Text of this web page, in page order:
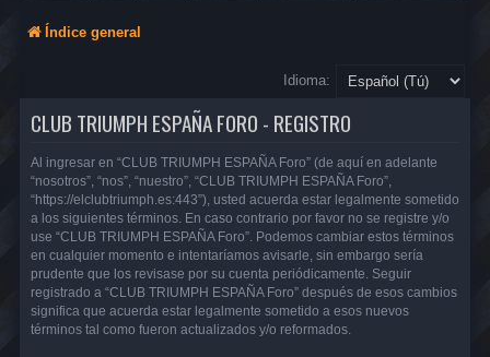
Índice general
Idioma:
CLUB TRIUMPH ESPAÑA FORO - REGISTRO
Al ingresar en “CLUB TRIUMPH ESPAÑA Foro” (de aquí en adelante
“nosotros”, “nos”, “nuestro”, “CLUB TRIUMPH ESPAÑA Foro”,
“https://elclubtriumph.es:443”), usted acuerda estar legalmente sometido
a los siguientes términos. En caso contrario por favor no se registre y/o
use “CLUB TRIUMPH ESPAÑA Foro”. Podemos cambiar estos términos
en cualquier momento e intentaríamos avisarle, sin embargo sería
prudente que los revisase por su cuenta periódicamente. Seguir
registrado a “CLUB TRIUMPH ESPAÑA Foro” después de esos cambios
significa que acuerda estar legalmente sometido a esos nuevos
términos tal como fueron actualizados y/o reformados.